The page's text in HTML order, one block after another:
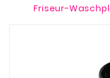
Friseur-